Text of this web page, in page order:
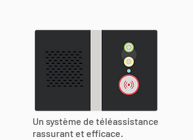
Un système de téléassistance
rassurant et efficace.